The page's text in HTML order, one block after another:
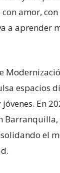
amor,
a aprender
espacios
En
el